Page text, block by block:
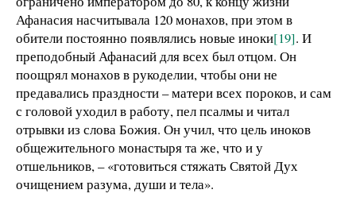
Афанасия насчитывала 120 монахов, при этом в
обители постоянно появлялись новые иноки[19]. И
преподобный Афанасий для всех был отцом. Он
поощрял монахов в рукоделии, чтобы они не
предавались праздности – матери всех пороков, и сам
с головой уходил в работу, пел псалмы и читал
отрывки из слова Божия. Он учил, что цель иноков
общежительного монастыря та же, что и у
отшельников, – «готовиться стяжать Святой Дух
очищением разума, души и тела».